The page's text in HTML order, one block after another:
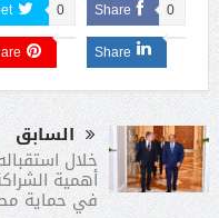
Share 0
0
Share
السابق
خلال
أهمية
في حماية